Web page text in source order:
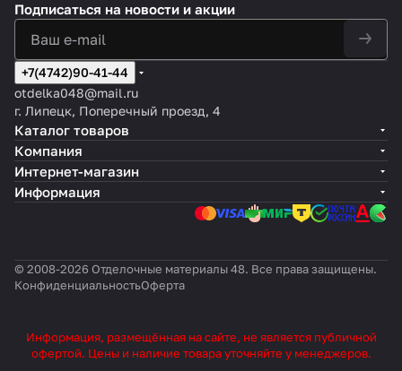
Подписаться на новости и акции
+7(4742)90-41-44
otdelka048@mail.ru
г. Липецк, Поперечный проезд, 4
Каталог товаров
Компания
Интернет-магазин
Информация
© 2008-2026 Отделочные материалы 48. Все права защищены.
КонфиденциальностьОферта
Информация, размещённая на сайте, не является публичной
офертой. Цены и наличие товара уточняйте у менеджеров.